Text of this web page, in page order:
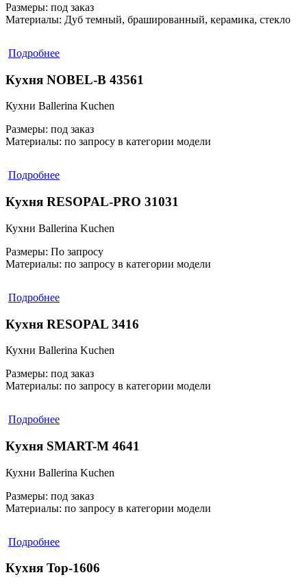
Размеры: под заказ
Материалы: Дуб темный, брашированный, керамика, стекло
Подробнее
Кухня NOBEL-B 43561
Кухни Ballerina Kuchen
Размеры: под заказ
Материалы: по запросу в категории модели
Подробнее
Кухня RESOPAL-PRO 31031
Кухни Ballerina Kuchen
Размеры: По запросу
Материалы: по запросу в категории модели
Подробнее
Кухня RESOPAL 3416
Кухни Ballerina Kuchen
Размеры: под заказ
Материалы: по запросу в категории модели
Подробнее
Кухня SMART-M 4641
Кухни Ballerina Kuchen
Размеры: под заказ
Материалы: по запросу в категории модели
Подробнее
Кухня Top-1606